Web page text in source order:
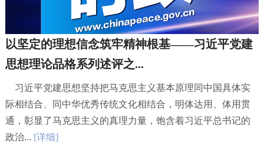
以坚定的理想信念筑牢精神根基——习近平党建
思想理论品格系列述评之...
习近平党建思想坚持把马克思主义基本原理同中国具体实
际相结合、同中华优秀传统文化相结合，明体达用、体用贯
通，彰显了马克思主义的真理力量，饱含着习近平总书记的
政治... [详细]